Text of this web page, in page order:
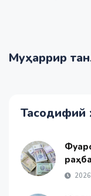
Муҳаррир
Тасодифий